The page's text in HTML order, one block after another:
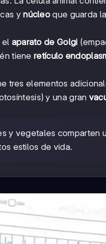
ynúcleo que guarda
el aparato de Golgi
tieneretículo
tres elementos
y una gran
y vegetales comparten
estilos de vida.